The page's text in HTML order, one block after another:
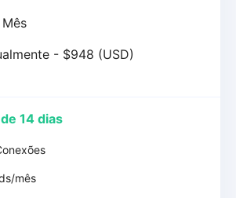
- $948 (USD)
14 dias
mês